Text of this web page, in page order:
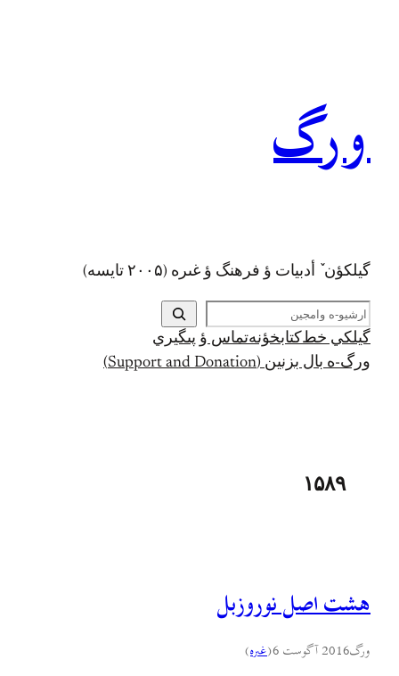
ورگ
گيلکؤن ٚ أدبیات ؤ فرهنگ ؤ غىره (۲۰۰۵ تايسه)
ج
س
ت
ج
گيلکي خط کتابخؤنهتماس ؤ پىگيري
ورگ-ه بال بزنين (Support and Donation)
۱۵۸۹
هشت اصل نوروزبل
ورگ2016 آگوست 6 (غىره)